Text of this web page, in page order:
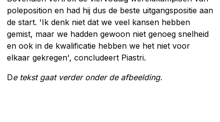
poleposition en had hij dus de beste uitgangspositie aan
de start. 'Ik denk niet dat we veel kansen hebben
gemist, maar we hadden gewoon niet genoeg snelheid
en ook in de kwalificatie hebben we het niet voor
elkaar gekregen', concludeert Piastri.
De tekst gaat verder onder de afbeelding.